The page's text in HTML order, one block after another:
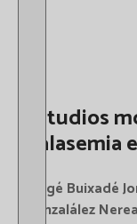
Estudios
Roigé Buixadé
Gonzalález